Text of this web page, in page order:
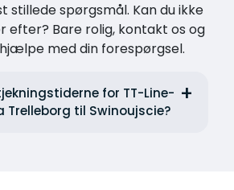
stillede spørgsmål. Kan du ikke
efter? Bare rolig, kontakt os og
med din forespørgsel.
for TT-Line-
til Swinoujscie?